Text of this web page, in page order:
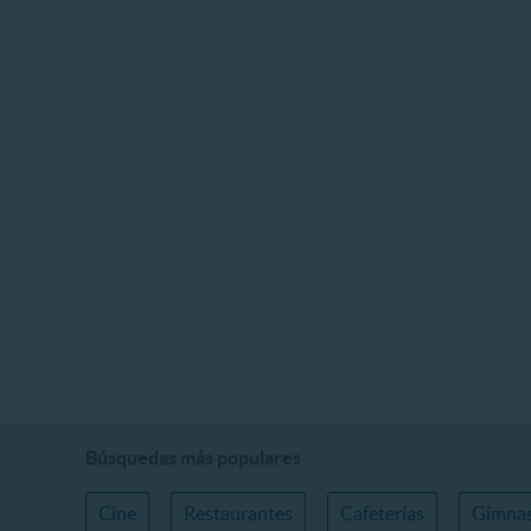
Cine Restaurantes Cafeterías